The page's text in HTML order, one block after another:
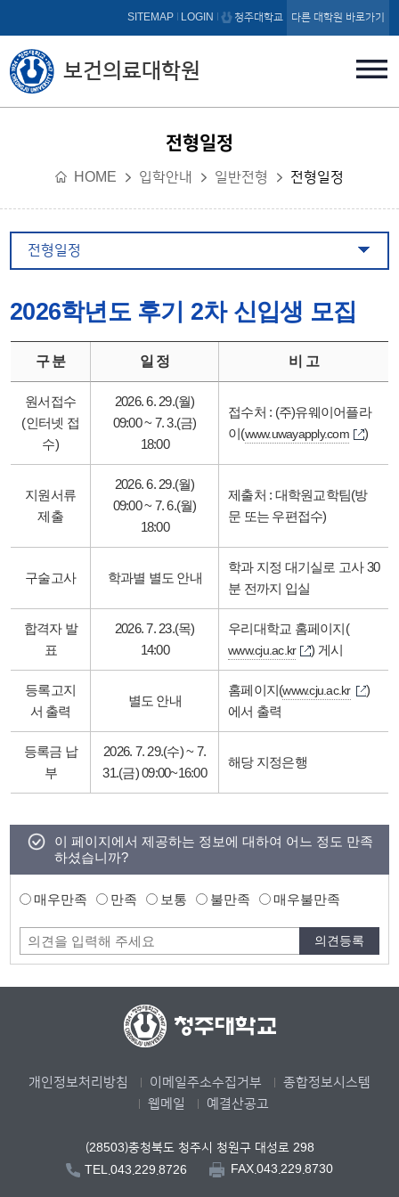
본문 바로가기
보건의료대학원
SITEMAP LOGIN 청주대학교 다른 대학원 바로가기
전형일정
HOME 입학안내 일반전형 전형일정
전형일정
2026학년도 후기 2차 신입생 모집
구 분 일 정 비 고
원서접수
(인터넷 접
수)
2026. 6. 29.(월)
09:00 ~ 7. 3.(금)
18:00
접수처 : (주)유웨이어플라
이(www.uwayapply.com )
지원서류
제출
2026. 6. 29.(월)
09:00 ~ 7. 6.(월)
18:00
제출처 : 대학원교학팀(방
문 또는 우편접수)
구술고사 학과별 별도 안내
학과 지정 대기실로 고사 30
분 전까지 입실
합격자 발
표
2026. 7. 23.(목)
14:00
우리대학교 홈페이지(
www.cju.ac.kr ) 게시
등록고지
서 출력
별도 안내
홈페이지(www.cju.ac.kr
)
에서 출력
등록금 납
부
2026. 7. 29.(수) ~ 7.
31.(금) 09:00~16:00
해당 지정은행
이 페이지에서 제공하는 정보에 대하여 어느 정도 만족
하셨습니까?
매우만족 만족 보통 불만족 매우불만족
개인정보처리방침 이메일주소수집거부
종합정보시스템
웹메일
예결산공고
(28503)충청북도 청주시 청원구 대성로 298
TEL.043.229.8726
FAX.043.229.8730